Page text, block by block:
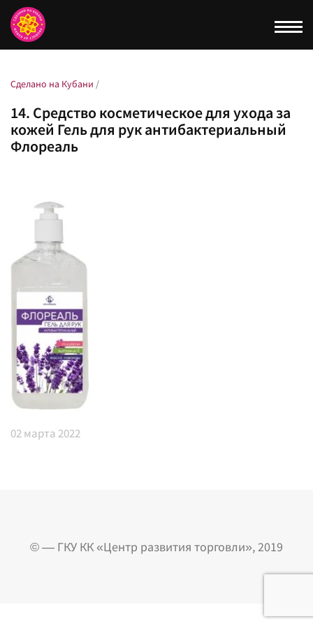
Сделано на Кубани /
14. Средство косметическое для ухода за
кожей Гель для рук антибактериальный
Флореаль
02марта 2022
© — ГКУ КК «Центр развития торговли», 2019